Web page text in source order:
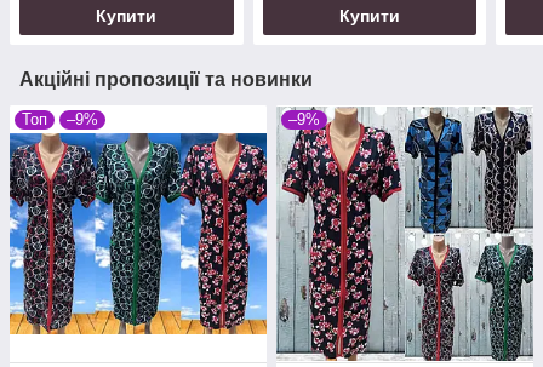
Купити Купити
Акційні пропозиції та новинки
Топ –9% –9%